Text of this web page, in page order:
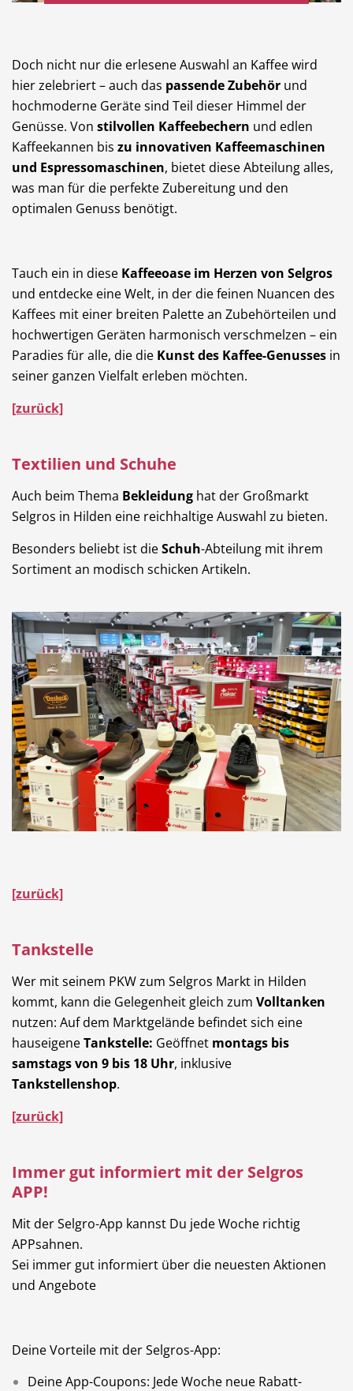
Doch nicht nur die erlesene Auswahl an Kaffee wird
hier zelebriert – auch das passende Zubehör und
hochmoderne Geräte sind Teil dieser Himmel der
Genüsse. Von stilvollen Kaffeebechern und edlen
Kaffeekannen bis zu innovativen Kaffeemaschinen
und Espressomaschinen, bietet diese Abteilung alles,
was man für die perfekte Zubereitung und den
optimalen Genuss benötigt.
Tauch ein in diese Kaffeeoase im Herzen von Selgros
und entdecke eine Welt, in der die feinen Nuancen des
Kaffees mit einer breiten Palette an Zubehörteilen und
hochwertigen Geräten harmonisch verschmelzen – ein
Paradies für alle, die die Kunst des Kaffee-Genusses in
seiner ganzen Vielfalt erleben möchten.
[zurück]
Textilien und Schuhe
Auch beim Thema Bekleidung hat der Großmarkt
Selgros in Hilden eine reichhaltige Auswahl zu bieten.
Besonders beliebt ist dieSchuh-Abteilung mit ihrem
Sortiment an modisch schicken Artikeln.
[zurück]
Tankstelle
Wer mit seinem PKW zum Selgros Markt in Hilden
kommt, kann die Gelegenheit gleich zum Volltanken
nutzen: Auf dem Marktgelände befindet sich eine
hauseigeneTankstelle: Geöffnet montags bis
samstags von 9 bis 18 Uhr, inklusive
Tankstellenshop.
[zurück]
Immer gut informiert mit der Selgros
APP!
Mit der Selgro-App kannst Du jede Woche richtig
APPsahnen.
Sei immer gut informiert über die neuesten Aktionen
und Angebote
Deine Vorteile mit der Selgros-App:
Deine App-Coupons: Jede Woche neue Rabatt-